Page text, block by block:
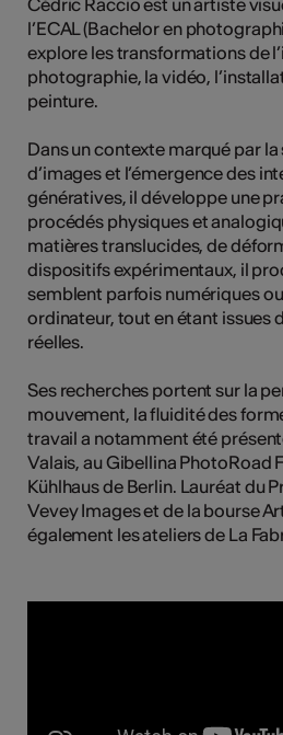
l’ECAL (Bachelor en
explore les transformations de
photographie, la vidéo,
peinture.
Dans un contexte marqué par
d’images et l’émergence des
génératives, il développe une
procédés physiques et
matières translucides, de
dispositifs expérimentaux, il
semblent parfois numériques
ordinateur, tout en étant issues
réelles.
Ses recherches portent sur la
mouvement, la fluidité des
travail a notamment été
Valais, au Gibellina PhotoRoad
Kühlhaus de Berlin. Lauréat du
Vevey Images et de la bourse
également les ateliers de La